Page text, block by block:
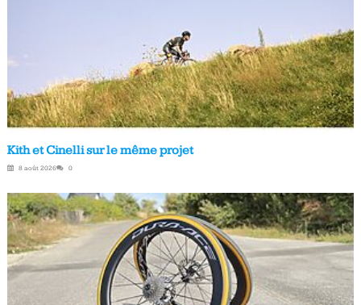
Kith et Cinelli sur le même projet
8 août 2026 0